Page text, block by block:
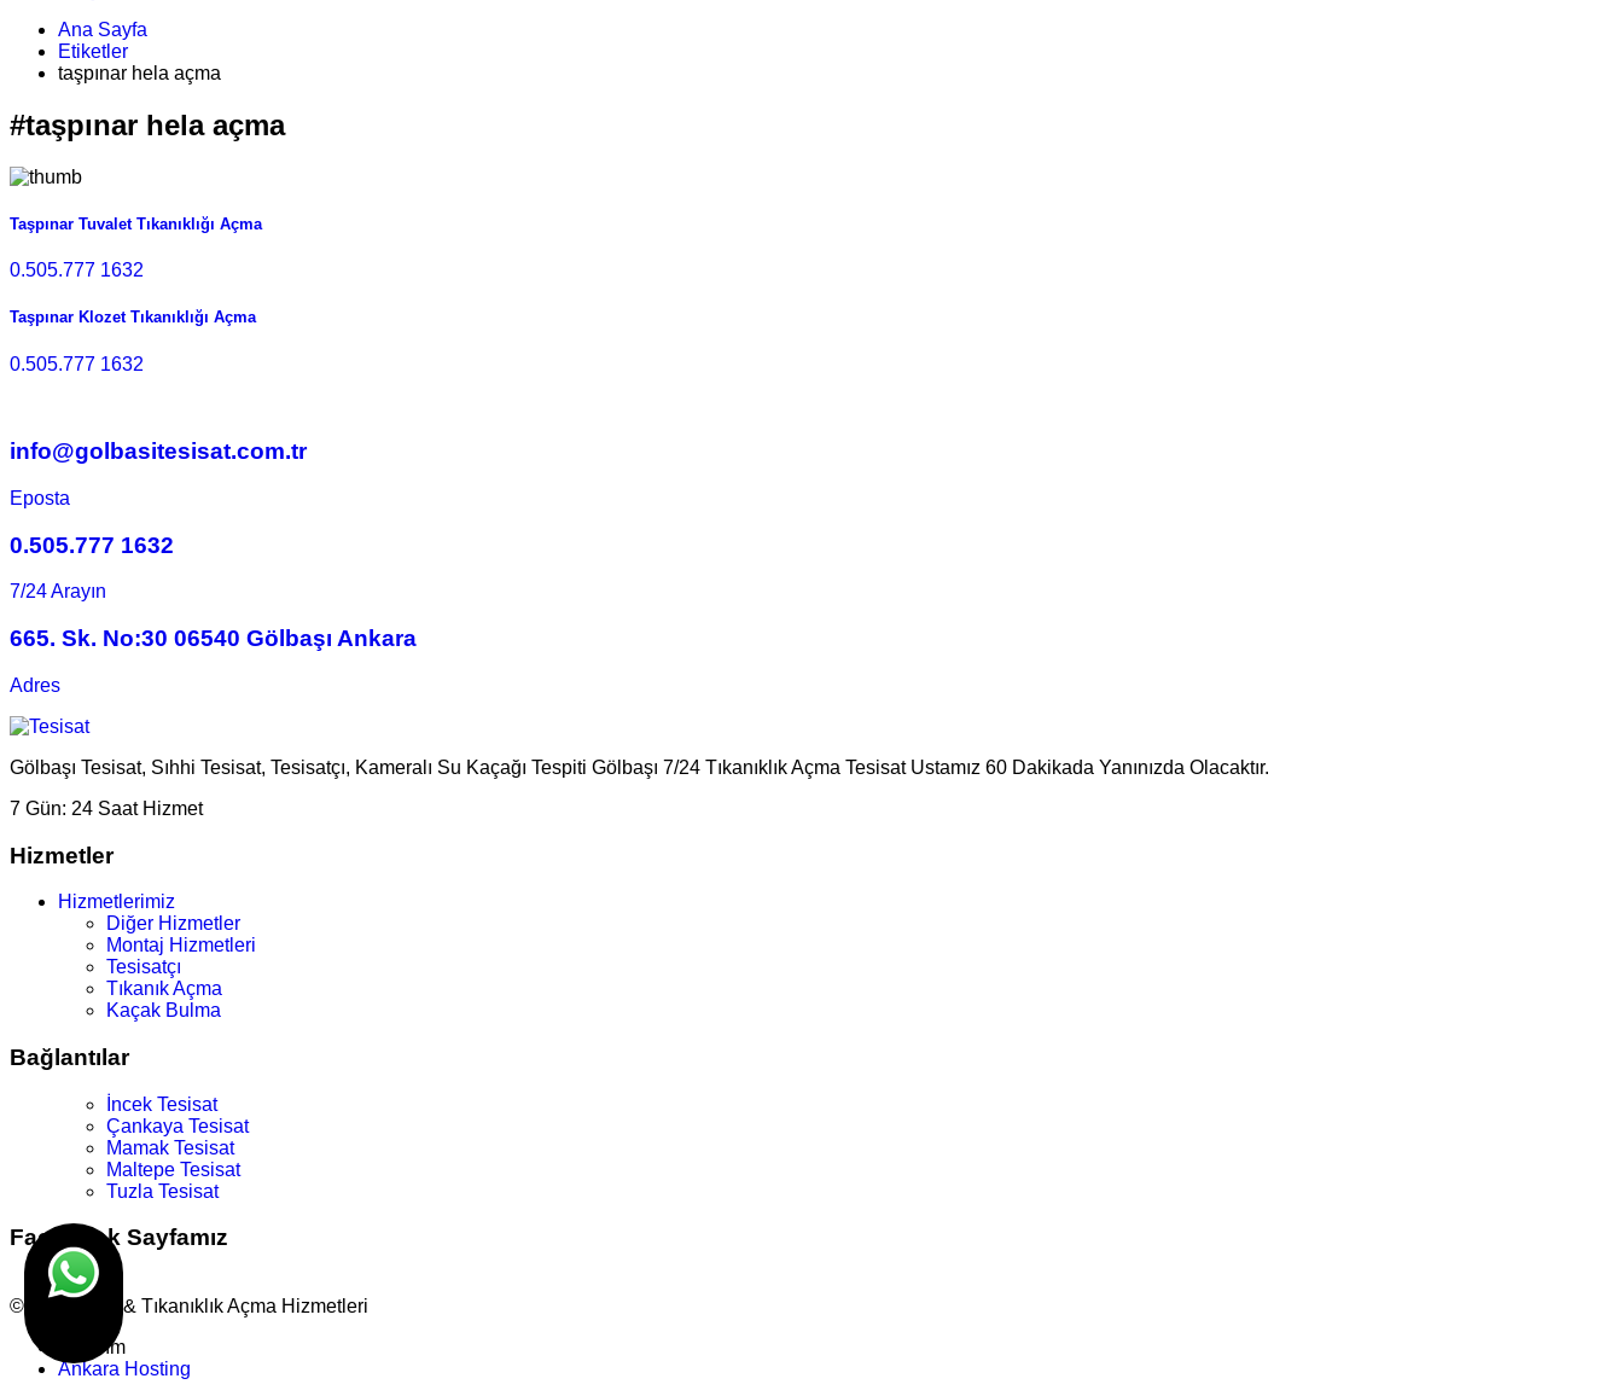
Ana Sayfa
Etiketler
taşpınar hela açma
#taşpınar hela açma
Taşpınar Tuvalet Tıkanıklığı Açma
0.505.777 1632
Taşpınar Klozet Tıkanıklığı Açma
0.505.777 1632
info@golbasitesisat.com.tr
Eposta
0.505.777 1632
7/24 Arayın
665. Sk. No:30 06540 Gölbaşı Ankara
Adres
Gölbaşı Tesisat, Sıhhi Tesisat, Tesisatçı, Kameralı Su Kaçağı Tespiti Gölbaşı 7/24 Tıkanıklık Açma Tesisat Ustamız 60 Dakikada Yanınızda Olacaktır.
7 Gün: 24 Saat Hizmet
Hizmetler
Hizmetlerimiz
Diğer Hizmetler
Montaj Hizmetleri
Tesisatçı
Tıkanık Açma
Kaçak Bulma
Bağlantılar
İncek Tesisat
Çankaya Tesisat
Mamak Tesisat
Maltepe Tesisat
Tuzla Tesisat
Facebook Sayfamız
© Su Tesisat & Tıkanıklık Açma Hizmetleri
Tasarım
Ankara Hosting